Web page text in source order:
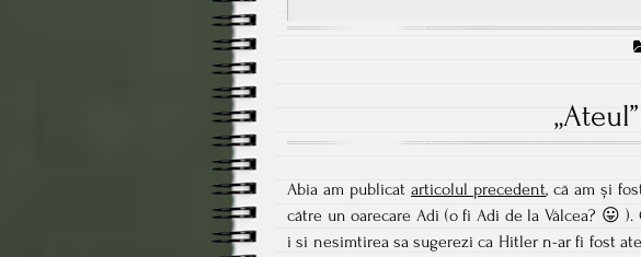
Abia am publicatarticolul precedent, că am și
către un oarecare Adi (o fi Adi de la Vâlcea? 😛 ).
i si nesimtirea sa sugerezi ca Hitler n-ar fi fost